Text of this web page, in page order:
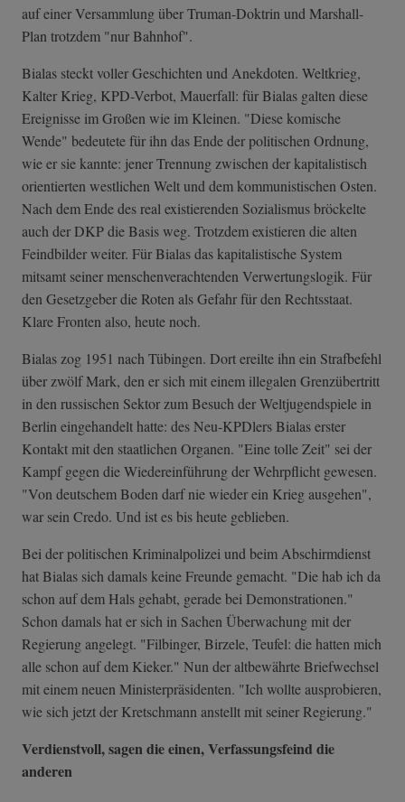
auf einer Versammlung über Truman-Doktrin und Marshall-
Plan trotzdem "nur Bahnhof".
Bialas steckt voller Geschichten und Anekdoten. Weltkrieg,
Kalter Krieg, KPD-Verbot, Mauerfall: für Bialas galten diese
Ereignisse im Großen wie im Kleinen. "Diese komische
Wende" bedeutete für ihn das Ende der politischen Ordnung,
wie er sie kannte: jener Trennung zwischen der kapitalistisch
orientierten westlichen Welt und dem kommunistischen Osten.
Nach dem Ende des real existierenden Sozialismus bröckelte
auch der DKP die Basis weg. Trotzdem existieren die alten
Feindbilder weiter. Für Bialas das kapitalistische System
mitsamt seiner menschenverachtenden Verwertungslogik. Für
den Gesetzgeber die Roten als Gefahr für den Rechtsstaat.
Klare Fronten also, heute noch.
Bialas zog 1951 nach Tübingen. Dort ereilte ihn ein Strafbefehl
über zwölf Mark, den er sich mit einem illegalen Grenzübertritt
in den russischen Sektor zum Besuch der Weltjugendspiele in
Berlin eingehandelt hatte: des Neu-KPDlers Bialas erster
Kontakt mit den staatlichen Organen. "Eine tolle Zeit" sei der
Kampf gegen die Wiedereinführung der Wehrpflicht gewesen.
"Von deutschem Boden darf nie wieder ein Krieg ausgehen",
war sein Credo. Und ist es bis heute geblieben.
Bei der politischen Kriminalpolizei und beim Abschirmdienst
hat Bialas sich damals keine Freunde gemacht. "Die hab ich da
schon auf dem Hals gehabt, gerade bei Demonstrationen."
Schon damals hat er sich in Sachen Überwachung mit der
Regierung angelegt. "Filbinger, Birzele, Teufel: die hatten mich
alle schon auf dem Kieker." Nun der altbewährte Briefwechsel
mit einem neuen Ministerpräsidenten. "Ich wollte ausprobieren,
wie sich jetzt der Kretschmann anstellt mit seiner Regierung."
Verdienstvoll, sagen die einen, Verfassungsfeind die
anderen